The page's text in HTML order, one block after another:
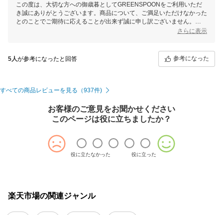
この度は、大切な方への御歳暮としてGREENSPOONをご利用いただ
き誠にありがとうございます。商品について、ご満足いただけなかった
とのことでご期待に応えることが出来ず誠に申し訳ございません。
さらに表示
5人が参考になったと回答 参考になった
すべての商品レビューを見る（937件)
お客様のご意見をお聞かせください
このページは役に立ちましたか？
役に立たなかった 役に立った
楽天市場の関連ジャンル